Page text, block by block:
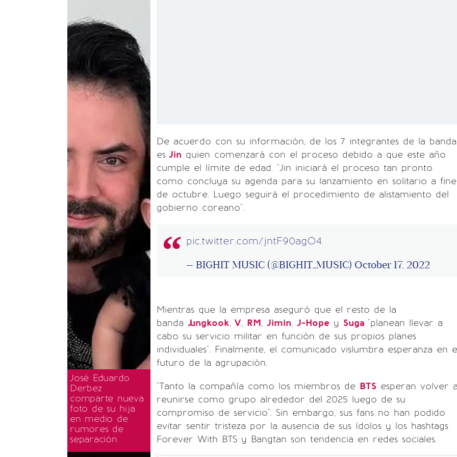
José Eduardo
Derbez
comparte nueva
foto de su hija
en medio de
rumores de
separación
De acuerdo con su información, de los 7 integrantes de la
es Jin quien comenzará con el proceso debido a que este año
cumple el límite de edad. "Jin iniciará el proceso tan pronto
como concluya su agenda para su lanzamiento en solitario a
de octubre. Luego seguirá el procedimiento de alistamiento del
gobierno coreano".
pic.twitter.com/jntF90agO4
— BIGHIT MUSIC (@BIGHIT_MUSIC) October 17, 2022
Mientras que la empresa aseguró que el resto de la
banda Jungkook, V, RM, Jimin, J-Hope y Suga "planean llevar a
cabo su servicio militar en función de sus propios planes
individuales". Finalmente, el comunicado vislumbra esperanza en
futuro de la agrupación.
"Tanto la compañía como los miembros de BTS esperan volver
reunirse como grupo alrededor del 2025 luego de su
compromiso de servicio". Sin embargo, sus fans no han podido
evitar sentir tristeza por la ausencia de sus ídolos y los hashtags
Forever With BTS y Bangtan son tendencia en redes sociales.